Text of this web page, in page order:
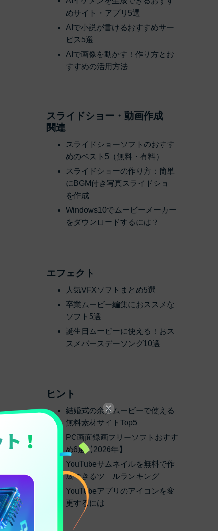
めサイト・アプリ5選
AIで小説が書けるおすすめサー
ビス5選
AIで画像を動かす！作り方とお
すすめの活用方法
スライドショー・動画作成
関連
スライドショーソフトのおすす
めのベスト5（無料・有料）
スライドショーの作り方：簡単
にBGM付き写真スライドショー
を作成
Windows10でムービーメーカー
をダウンロードするには？
エフェクト
人気VFXソフトまとめ5選
卒業ムービー編集におススメな
ソフト5選
誕生日ムービーに使える！おス
スメバースデーソング10選
ヒント
結婚式の余興ムービーで使える
無料素材サイトTop5
PC画面録画フリーソフトおすす
め6選【2026年】
YouTubeサムネイルを無料で作
成できるツールランキング
YouTubeアプリのアイコンを変
更するには